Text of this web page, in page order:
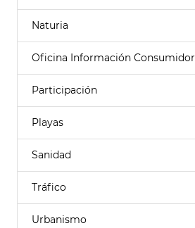
Naturia
Oficina Información Consumidor
Participación
Playas
Sanidad
Tráfico
Urbanismo